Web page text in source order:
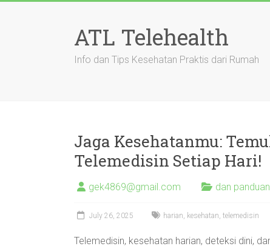
ATL Telehealth
Info dan Tips Kesehatan Praktis dari Rumah
Jaga Kesehatanmu:
Telemedisin Setiap Hari!
gek4869@gmail.com dan
July 26, 2025 harian, kesehatan, telemedisin
Telemedisin, kesehatan harian, deteksi dini,